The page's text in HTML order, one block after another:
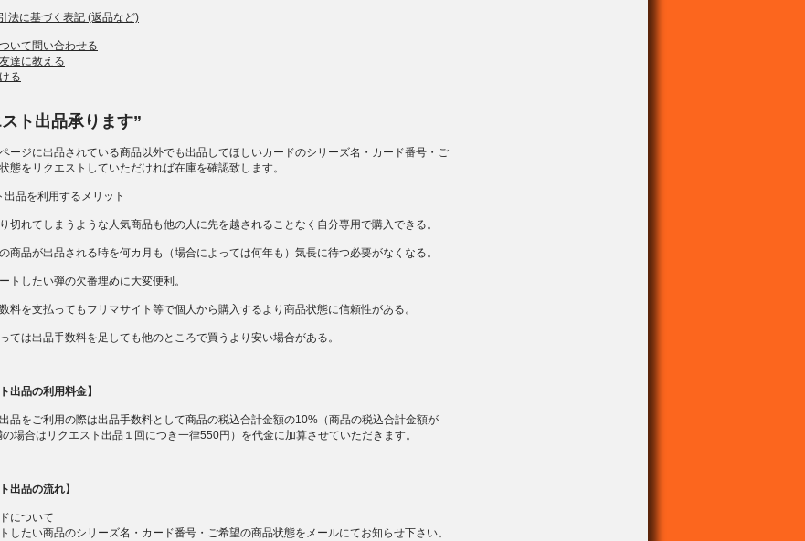
法に基づく表記 (返品など)
いて問い合わせる
達に教える
る
ト出品承ります”
ージに出品されている商品以外でも出品してほしいカードのシリーズ名・カード番号・ご
態をリクエストしていただければ在庫を確認致します。
出品を利用するメリット
切れてしまうような人気商品も他の人に先を越されることなく自分専用で購入できる。
商品が出品される時を何カ月も（場合によっては何年も）気長に待つ必要がなくなる。
トしたい弾の欠番埋めに大変便利。
料を支払ってもフリマサイト等で個人から購入するより商品状態に信頼性がある。
ては出品手数料を足しても他のところで買うより安い場合がある。
出品の利用料金】
品をご利用の際は出品手数料として商品の税込合計金額の10%（商品の税込合計金額が
場合はリクエスト出品１回につき一律550円）を代金に加算させていただきます。
出品の流れ】
について
したい商品のシリーズ名・カード番号・ご希望の商品状態をメールにてお知らせ下さい。